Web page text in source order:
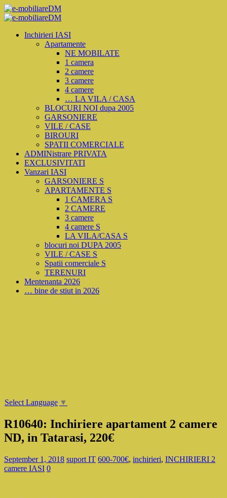
Inchirieri IASI
Apartamente
NE MOBILATE
1 camera
2 camere
3 camere
4 camere
… LA VILA / CASA
BLOCURI NOI dupa 2005
GARSONIERE
VILE / CASE
BIROURI
SPATII COMERCIALE
ADMINistrare PRIVATA
EXCLUSIVITATI
Vanzari IASI
GARSONIERE S
APARTAMENTE S
1 CAMERA S
2 CAMERE
3 camere
4 camere S
LA VILA/CASA S
blocuri noi DUPA 2005
VILE / CASE S
Spatii comerciale S
TERENURI
Mentenanta 2026
… bine de stiut in 2026
Select Language ▼
R10640: Inchiriere apartament 2 camere
ND, in Tatarasi, 220€
September 1, 2018 suport IT 600-700€, inchirieri, INCHIRIERI 2
camere IASI 0